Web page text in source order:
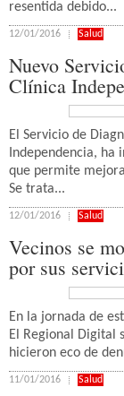
resentida debido...
12/01/2016 Salud
Nuevo
Clínica
El Servicio de
Independencia, ha
que permite
Se trata...
12/01/2016 Salud
Vecinos se
por sus
En la jornada de
El Regional Digital
hicieron eco de
11/01/2016 Salud